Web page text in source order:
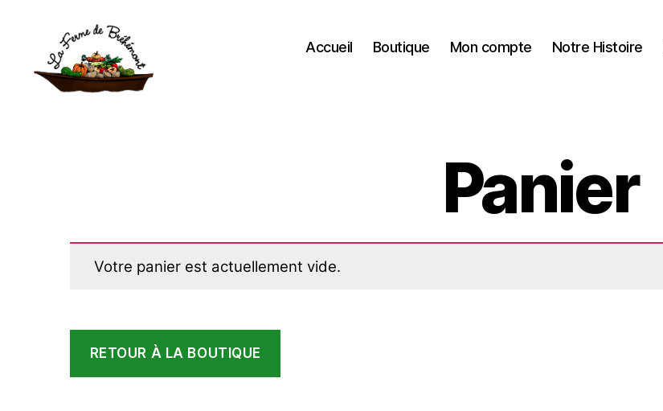
Accueil Boutique Mon compte Notre Histoire
Panier
Votre panier est actuellement vide.
RETOUR À LA BOUTIQUE